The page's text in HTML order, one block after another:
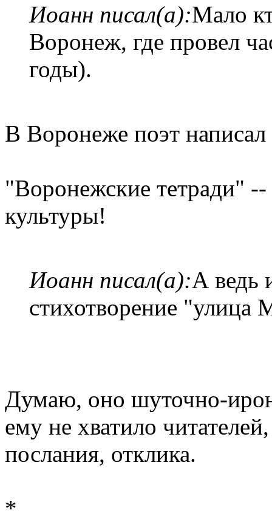
Иоанн писал(а):Мало
Воронеж, где провел
годы).
В Воронеже поэт
"Воронежские тетради"
культуры!
Иоанн писал(а):А ведь
стихотворение "улица
Думаю, оно шуточно-
ему не хватило
послания, отклика.
*